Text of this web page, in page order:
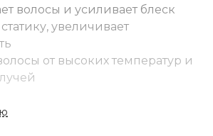
волосы и усиливает блеск
увеличивает
от высоких температур и